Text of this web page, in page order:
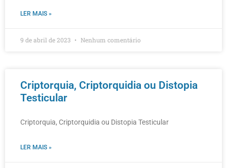
LER MAIS »
9 de abril de 2023 Nenhum comentário
Criptorquia, Criptorquidia ou Distopia
Testicular
Criptorquia, Criptorquidia ou Distopia Testicular
LER MAIS »